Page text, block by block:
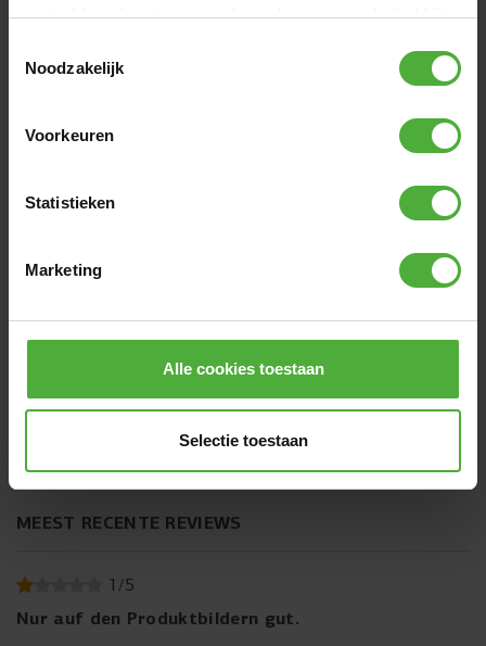
gaat akkoord met onze cookies als u onze website blijft
Noodzakelijk
Voorkeuren
Statistieken
Marketing
Alle cookies toestaan
Selectie toestaan
REVIEWS BERG BIKY CROSS PURPLE
MEEST RECENTE REVIEWS
1 /5
Nur auf den Produktbildern gut.